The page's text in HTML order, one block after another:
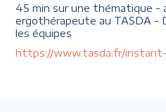
45 min sur une thématique -
ergothérapeute au TASDA -
les équipes
https://www.tasda.fr/